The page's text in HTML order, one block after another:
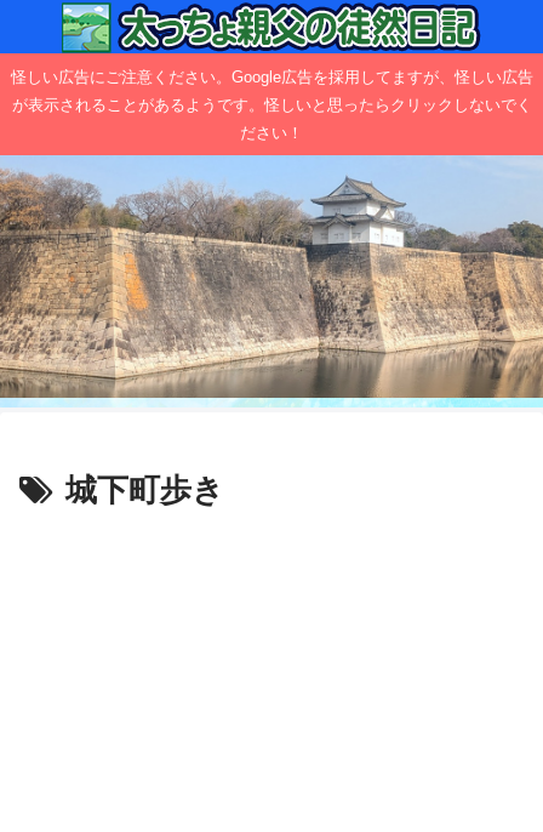
怪しい広告にご注意ください。Google広告を採用してますが、怪しい広告
が表示されることがあるようです。怪しいと思ったらクリックしないでく
ださい！
城下町歩き